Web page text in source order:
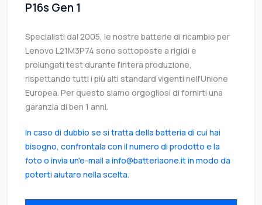
P16s Gen 1
Specialisti dal 2005, le nostre batterie di ricambio per
Lenovo L21M3P74 sono sottoposte a rigidi e
prolungati test durante l’intera produzione,
rispettando tutti i più alti standard vigenti nell’Unione
Europea. Per questo siamo orgogliosi di fornirti una
garanzia di ben 1 anni.
In caso di dubbio se si tratta della batteria di cui hai
bisogno, confrontala con il numero di prodotto e la
foto o invia un'e-mail a info@batteriaone.it in modo da
poterti aiutare nella scelta.